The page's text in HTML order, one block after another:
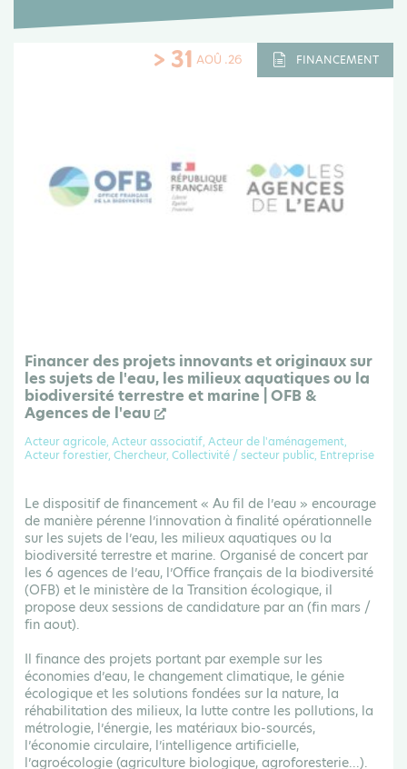
> 31 AOÛ .26 FINANCEMENT
Financer des projets innovants et originaux sur
les sujets de l'eau, les milieux aquatiques ou la
biodiversité terrestre et marine | OFB &
Agences de l'eau
Acteur agricole, Acteur associatif, Acteur de l'aménagement,
Acteur forestier, Chercheur, Collectivité / secteur public, Entreprise
Le dispositif de financement « Au fil de l’eau » encourage
de manière pérenne l’innovation à finalité opérationnelle
sur les sujets de l’eau, les milieux aquatiques ou la
biodiversité terrestre et marine. Organisé de concert par
les 6 agences de l’eau, l’Office français de la biodiversité
(OFB) et le ministère de la Transition écologique, il
propose deux sessions de candidature par an (fin mars /
fin aout).
Il finance des projets portant par exemple sur les
économies d’eau, le changement climatique, le génie
écologique et les solutions fondées sur la nature, la
réhabilitation des milieux, la lutte contre les pollutions, la
métrologie, l’énergie, les matériaux bio-sourcés,
l’économie circulaire, l’intelligence artificielle,
l’agroécologie (agriculture biologique, agroforesterie...).